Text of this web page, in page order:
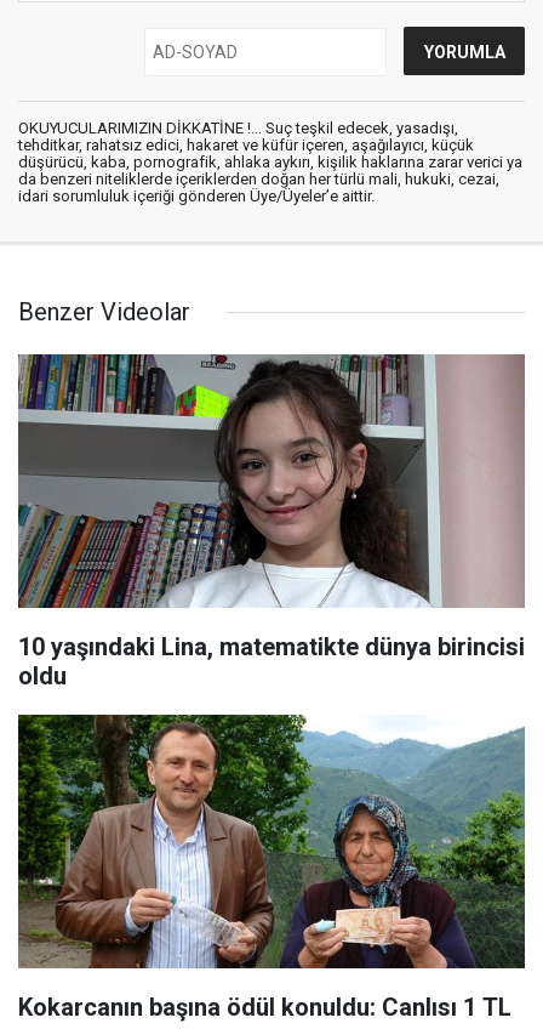
OKUYUCULARIMIZIN DİKKATİNE !... Suç teşkil edecek, yasadışı,
tehditkar, rahatsız edici, hakaret ve küfür içeren, aşağılayıcı, küçük
düşürücü, kaba, pornografik, ahlaka aykırı, kişilik haklarına zarar verici ya
da benzeri niteliklerde içeriklerden doğan her türlü mali, hukuki, cezai,
idari sorumluluk içeriği gönderen Üye/Üyeler’e aittir.
Benzer Videolar
10 yaşındaki Lina, matematikte dünya birincisi
oldu
Kokarcanın başına ödül konuldu: Canlısı 1 TL